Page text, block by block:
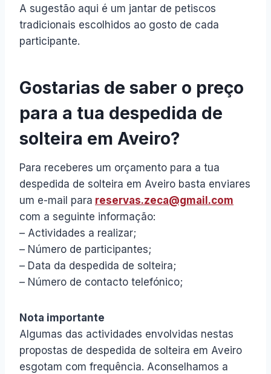
A sugestão aqui é um jantar de petiscos
tradicionais escolhidos ao gosto de cada
participante.
Gostarias de saber o preço
para a tua despedida de
solteira em Aveiro?
Para receberes um orçamento para a tua
despedida de solteira em Aveiro basta enviares
um e-mail para reservas.zeca@gmail.com
com a seguinte informação:
– Actividades a realizar;
– Número de participantes;
– Data da despedida de solteira;
– Número de contacto telefónico;
Nota importante
Algumas das actividades envolvidas nestas
propostas de despedida de solteira em Aveiro
esgotam com frequência. Aconselhamos a